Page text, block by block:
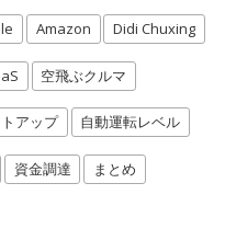
Amazon Didi Chuxing
空飛ぶクルマ
アップ 自動運転レベル
資金調達 まとめ